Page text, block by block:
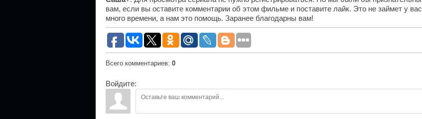
вам, если вы оставите комментарии об этом фильме и поставите лайк. Это не займет у вас
много времени, а нам это помощь. Заранее благодарны вам!
Всего комментариев: 0
Войдите: